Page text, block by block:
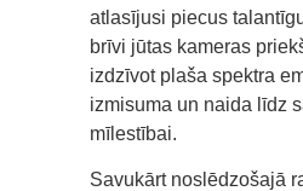
atlasījusi piecus
brīvi jūtas kameras
izdzīvot plaša spektra
izmisuma un naida līdz
mīlestībai.
Savukārt noslēdzošajā